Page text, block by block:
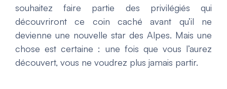
souhaitez faire partie des privilégiés qui
découvriront ce coin caché avant qu’il ne
devienne une nouvelle star des Alpes. Mais une
chose est certaine : une fois que vous l’aurez
découvert, vous ne voudrez plus jamais partir.